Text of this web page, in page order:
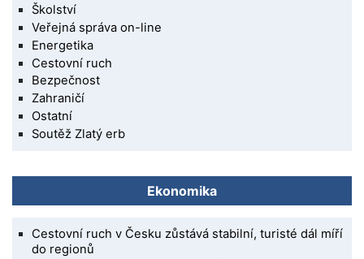
Školství
Veřejná správa on-line
Energetika
Cestovní ruch
Bezpečnost
Zahraničí
Ostatní
Soutěž Zlatý erb
Ekonomika
Cestovní ruch v Česku zůstává stabilní, turisté dál míří
do regionů